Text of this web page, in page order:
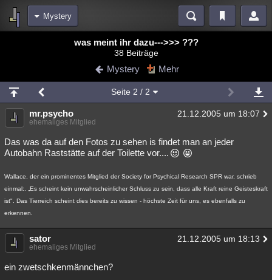
Mystery
Blogs
Chat Wiki Neuigkeiten
meine Rubriken
Menschen Wissenschaft Mystery Kriminalfälle
Spiritualität Verschwörungen Technologie Ufologie
weitere Rubriken
Philosophie Träume Orte Esoterik Literatur
Musik Clash Verbesserungen
Übersichten
was meint ihr dazu--->>> ???
38 Beiträge
Mystery Mehr
Seite 2 / 2
mr.psycho 21.12.2005 um 18:07
ehemaliges Mitglied
Das was da auf den Fotos zu sehen is findet man an jeder
Autobahn Raststätte auf der Toilette vor....
Wallace, der ein prominentes Mitglied der Society for Psychical Research SPR war, schrieb
einmal:. „Es scheint kein unwahrscheinlicher Schluss zu sein, dass alle Kraft reine Geisteskraft
ist". Das Tierreich scheint dies bereits zu wissen - höchste Zeit für uns, es ebenfalls zu
erkennen.
sator 21.12.2005 um 18:13
ehemaliges Mitglied
ein zwetschkenmännchen?